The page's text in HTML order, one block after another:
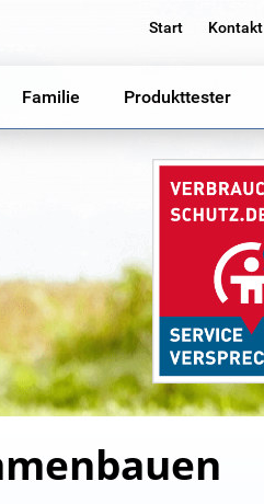
Start Kontakt
Familie Produkttester